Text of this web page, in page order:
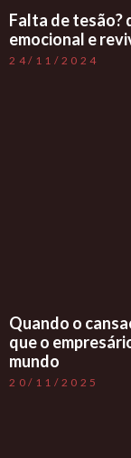
Falta de tesão?
emocional e
24/11/2024
Quando o
que o
mundo
20/11/2025